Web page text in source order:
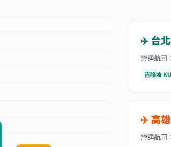
✈️ 台
營運航司
吉隆坡
✈️ 高
營運航司